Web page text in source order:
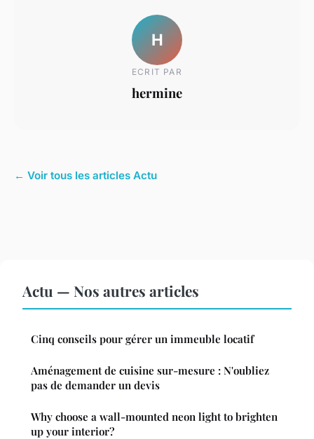
H
ECRIT PAR
hermine
← Voir tous les articles Actu
Actu — Nos autres articles
Cinq conseils pour gérer un immeuble locatif
Aménagement de cuisine sur-mesure : N'oubliez
pas de demander un devis
Why choose a wall-mounted neon light to brighten
up your interior?